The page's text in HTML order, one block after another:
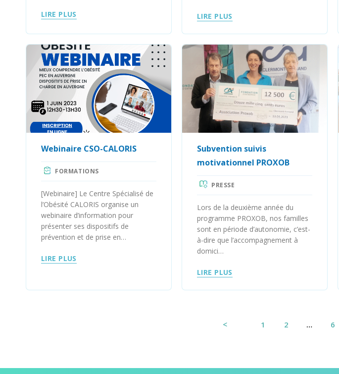
LIRE PLUS LIRE PLUS
Webinaire CSO-CALORIS
FORMATIONS
[Webinaire] Le Centre Spécialisé de
l’Obésité CALORIS organise un
webinaire d’information pour
présenter ses dispositifs de
prévention et de prise en…
LIRE PLUS
Subvention suivis
motivationnel PROXOB
PRESSE
Lors de la deuxième année du
programme PROXOB, nos familles
sont en période d’autonomie, c’est-
à-dire que l’accompagnement à
domici…
LIRE PLUS
< 1 2 … 6